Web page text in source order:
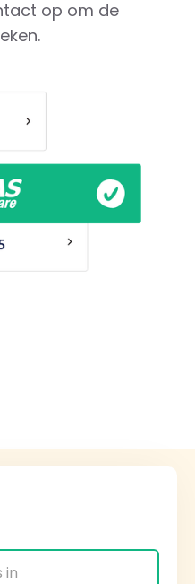
op om de